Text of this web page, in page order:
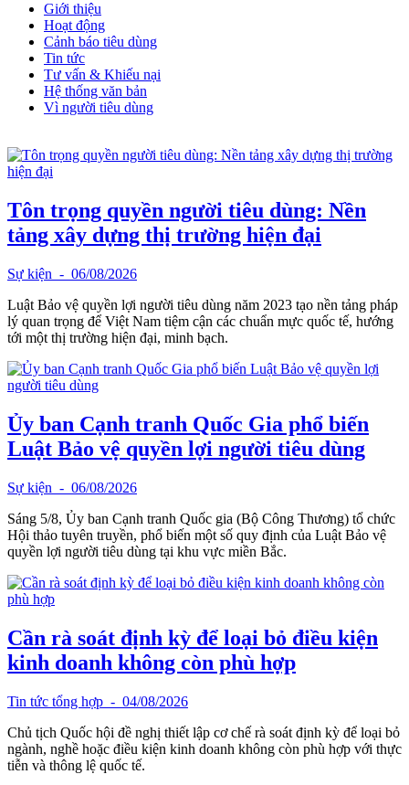
Giới thiệu
Hoạt động
Cảnh báo tiêu dùng
Tin tức
Tư vấn & Khiếu nại
Hệ thống văn bản
Vì người tiêu dùng
Tôn trọng quyền người tiêu dùng: Nền
tảng xây dựng thị trường hiện đại
Sự kiện - 06/08/2026
Luật Bảo vệ quyền lợi người tiêu dùng năm 2023 tạo nền tảng pháp
lý quan trọng để Việt Nam tiệm cận các chuẩn mực quốc tế, hướng
tới một thị trường hiện đại, minh bạch.
Ủy ban Cạnh tranh Quốc Gia phổ biến
Luật Bảo vệ quyền lợi người tiêu dùng
Sự kiện - 06/08/2026
Sáng 5/8, Ủy ban Cạnh tranh Quốc gia (Bộ Công Thương) tổ chức
Hội thảo tuyên truyền, phổ biến một số quy định của Luật Bảo vệ
quyền lợi người tiêu dùng tại khu vực miền Bắc.
Cần rà soát định kỳ để loại bỏ điều kiện
kinh doanh không còn phù hợp
Tin tức tổng hợp - 04/08/2026
Chủ tịch Quốc hội đề nghị thiết lập cơ chế rà soát định kỳ để loại bỏ
ngành, nghề hoặc điều kiện kinh doanh không còn phù hợp với thực
tiễn và thông lệ quốc tế.